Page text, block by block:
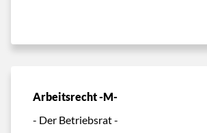
Arbeitsrecht -M-
- Der Betriebsrat -